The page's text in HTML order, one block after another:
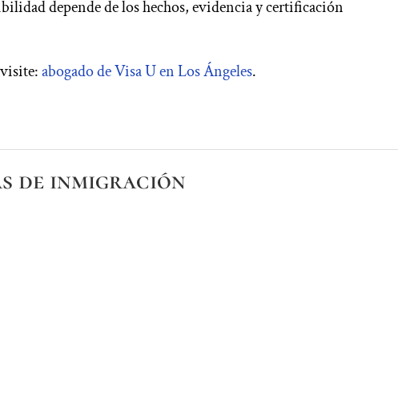
depende de los hechos, evidencia y certificación
visite:abogado de Visa U en Los Ángeles.
de inmigración